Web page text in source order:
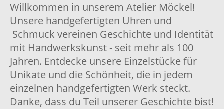
Willkommen in unserem Atelier Möckel!
Unsere handgefertigten Uhren und
Schmuck vereinen Geschichte und Identität
mit Handwerkskunst - seit mehr als 100
Jahren. Entdecke unsere Einzelstücke für
Unikate und die Schönheit, die in jedem
einzelnen handgefertigten Werk steckt.
Danke, dass du Teil unserer Geschichte bist!